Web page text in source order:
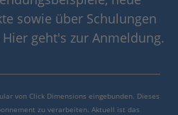
sowie über Schulungen
geht's zur Anmeldung.
von Click Dimensions eingebunden. Dieses
zu verarbeiten. Aktuell ist das